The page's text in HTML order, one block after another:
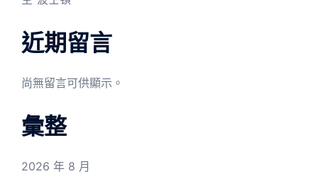
近期留言
尚無留言可供顯示。
彙整
2026 年 8 月